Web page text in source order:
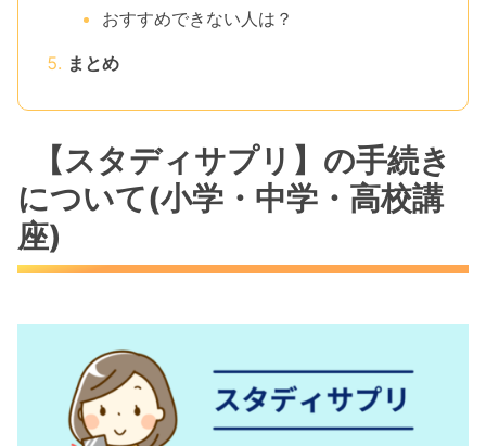
おすすめできない人は？
まとめ
【スタディサプリ】の手続き
について(小学・中学・高校講
座)